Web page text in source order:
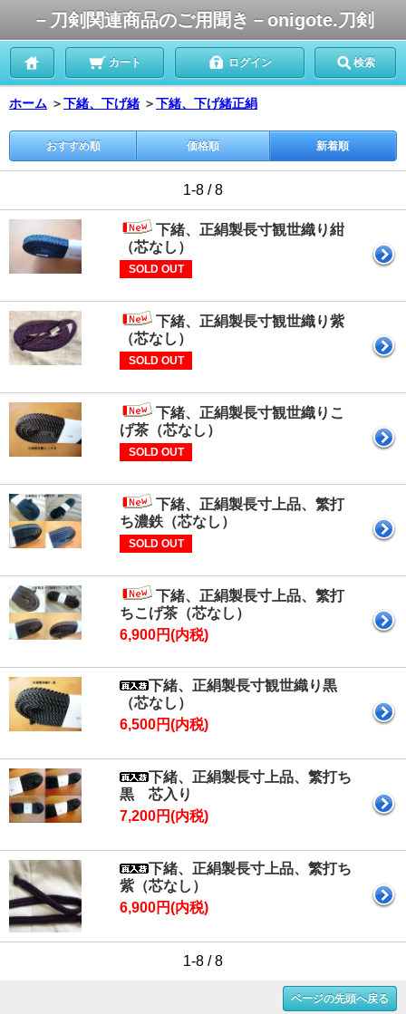
－刀剣関連商品のご用聞き－onigote.刀剣
カート ログイン 検索
ホーム ＞下緒、下げ緒 ＞下緒、下げ緒正絹
おすすめ順 価格順 新着順
1-8 / 8
下緒、正絹製長寸観世織り紺
（芯なし）
SOLD OUT
下緒、正絹製長寸観世織り紫
（芯なし）
SOLD OUT
下緒、正絹製長寸観世織りこ
げ茶（芯なし）
SOLD OUT
下緒、正絹製長寸上品、繁打
ち濃鉄（芯なし）
SOLD OUT
下緒、正絹製長寸上品、繁打
ちこげ茶（芯なし）
6,900円(内税)
下緒、正絹製長寸観世織り黒
（芯なし）
6,500円(内税)
下緒、正絹製長寸上品、繁打ち
黒 芯入り
7,200円(内税)
下緒、正絹製長寸上品、繁打ち
紫（芯なし）
6,900円(内税)
1-8 / 8
ページの先頭へ戻る